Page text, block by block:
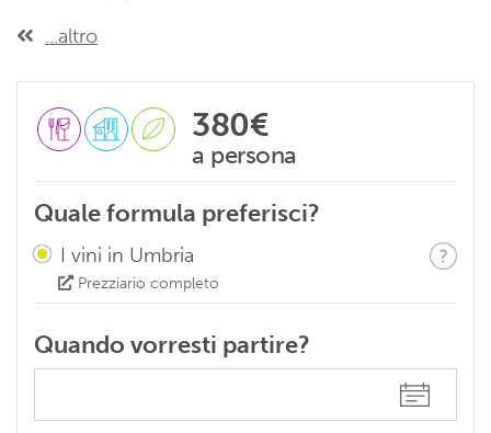
...altro
380€
a persona
Quale formula preferisci?
I vini in Umbria
Prezziario completo
Quando vorresti partire?